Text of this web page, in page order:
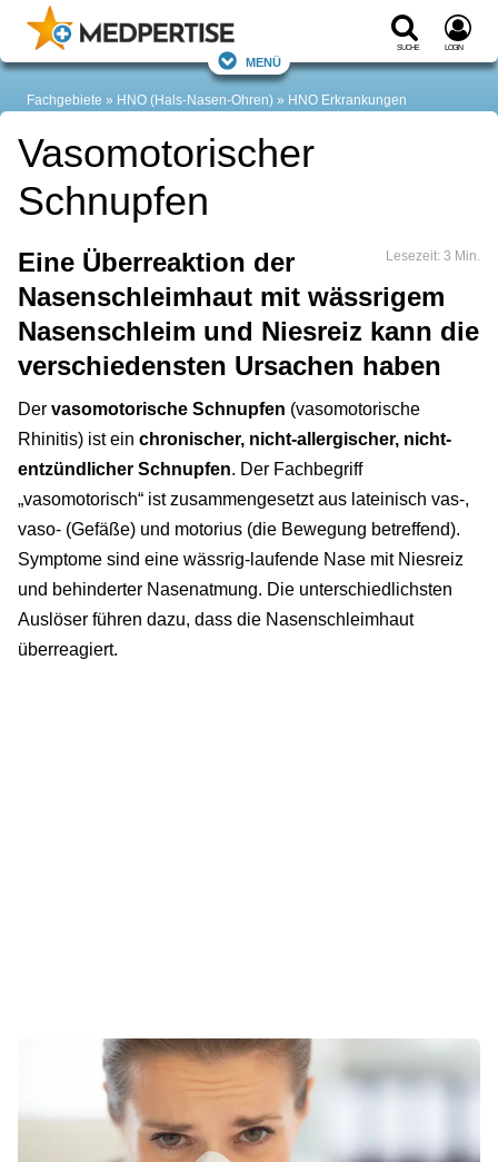
Suche Login
Menü
Fachgebiete HNO (Hals-Nasen-Ohren) HNO Erkrankungen
Vasomotorischer
Schnupfen
Lesezeit: 3 Min.
Eine Überreaktion der
Nasenschleimhaut mit wässrigem
Nasenschleim und Niesreiz kann die
verschiedensten Ursachen haben
Der vasomotorische Schnupfen (vasomotorische
Rhinitis) ist ein chronischer, nicht-allergischer, nicht-
entzündlicher Schnupfen. Der Fachbegriff
„vasomotorisch“ ist zusammengesetzt aus lateinisch vas-,
vaso- (Gefäße) und motorius (die Bewegung betreffend).
Symptome sind eine wässrig-laufende Nase mit Niesreiz
und behinderter Nasenatmung. Die unterschiedlichsten
Auslöser führen dazu, dass die Nasenschleimhaut
überreagiert.